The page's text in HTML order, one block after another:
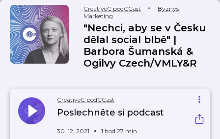
CreativeC podCCast Byznys,
Marketing
"Nechci, aby se v Česku
dělal social blbě" |
Barbora Šumanská &
Ogilvy Czech/VMLY&R
CreativeC podCCast
Poslechněte si podcast
30. 12. 2021 1 hod 27 min